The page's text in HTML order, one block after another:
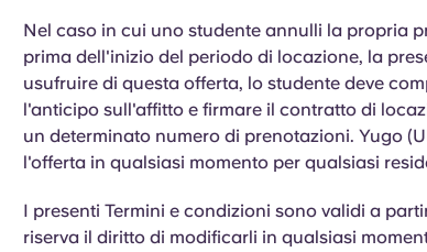
Nel caso in cui uno studente annulli la propria
prima dell'inizio del periodo di locazione, la
usufruire di questa offerta, lo studente deve
l'anticipo sull'affitto e firmare il contratto di
un determinato numero di prenotazioni. Yugo
l'offerta in qualsiasi momento per qualsiasi
I presenti Termini e condizioni sono validi a
riserva il diritto di modificarli in qualsiasi